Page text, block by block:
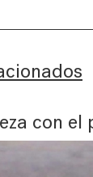
con el